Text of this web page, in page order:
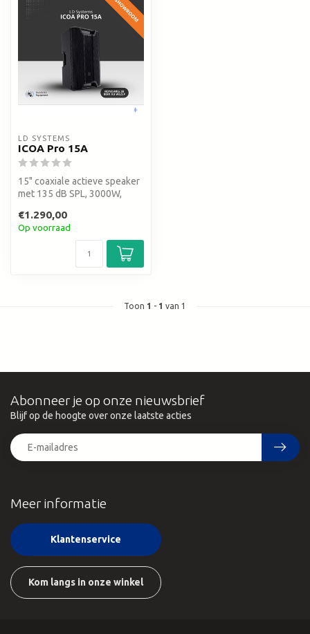
LD SYSTEMS
ICOA Pro 15A
15" coaxiale actieve speaker
met 135 dB SPL, 3000W,
RMS...
€1.290,00
Op voorraad
Toon 1 - 1 van 1
Meer informatie
Klantenservice
Kom langs in onze winkel
Abonneer je op onze nieuwsbrief
Blijf op de hoogte over onze laatste acties